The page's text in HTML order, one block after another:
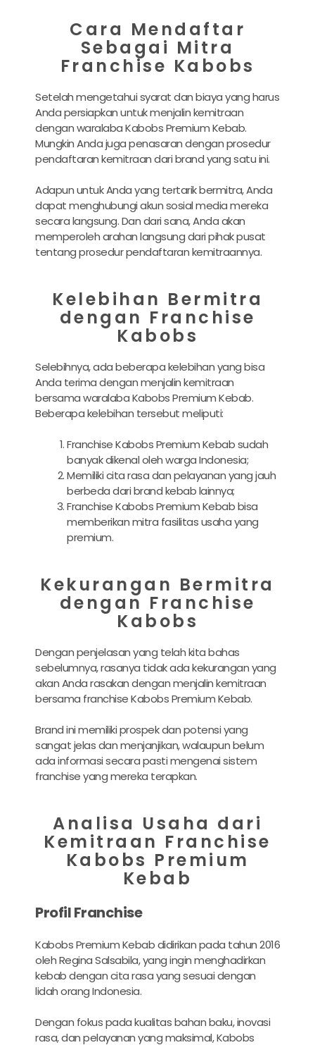
Cara Mendaftar
Sebagai Mitra
Franchise Kabobs
Setelah mengetahui syarat dan biaya yang harus
Anda persiapkan untuk menjalin kemitraan
dengan waralaba Kabobs Premium Kebab.
Mungkin Anda juga penasaran dengan prosedur
pendaftaran kemitraan dari brand yang satu ini.
Adapun untuk Anda yang tertarik bermitra, Anda
dapat menghubungi akun sosial media mereka
secara langsung. Dan dari sana, Anda akan
memperoleh arahan langsung dari pihak pusat
tentang prosedur pendaftaran kemitraannya.
Kelebihan Bermitra
dengan Franchise
Kabobs
Selebihnya, ada beberapa kelebihan yang bisa
Anda terima dengan menjalin kemitraan
bersama waralaba Kabobs Premium Kebab.
Beberapa kelebihan tersebut meliputi:
Franchise Kabobs Premium Kebab sudah
banyak dikenal oleh warga Indonesia;
Memiliki cita rasa dan pelayanan yang jauh
berbeda dari brand kebab lainnya;
Franchise Kabobs Premium Kebab bisa
memberikan mitra fasilitas usaha yang
premium.
Kekurangan Bermitra
dengan Franchise
Kabobs
Dengan penjelasan yang telah kita bahas
sebelumnya, rasanya tidak ada kekurangan yang
akan Anda rasakan dengan menjalin kemitraan
bersama franchise Kabobs Premium Kebab.
Brand ini memiliki prospek dan potensi yang
sangat jelas dan menjanjikan, walaupun belum
ada informasi secara pasti mengenai sistem
franchise yang mereka terapkan.
Analisa Usaha dari
Kemitraan Franchise
Kabobs Premium
Kebab
Profil Franchise
Kabobs Premium Kebab didirikan pada tahun 2016
oleh Regina Salsabila, yang ingin menghadirkan
kebab dengan cita rasa yang sesuai dengan
lidah orang Indonesia.
Dengan fokus pada kualitas bahan baku, inovasi
rasa, dan pelayanan yang maksimal, Kabobs